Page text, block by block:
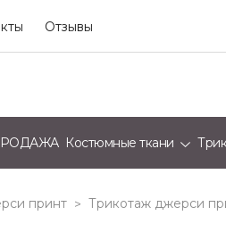
Отзывы
Костюмные ткани
принт > трикотаж джерси